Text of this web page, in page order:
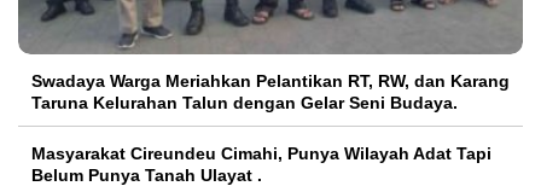
Swadaya Warga Meriahkan Pelantikan RT, RW, dan Karang
Taruna Kelurahan Talun dengan Gelar Seni Budaya.
Masyarakat Cireundeu Cimahi, Punya Wilayah Adat Tapi
Belum Punya Tanah Ulayat .